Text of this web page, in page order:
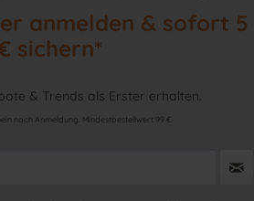
anmelden & sofort 5
sichern*
& Trends als Erster erhalten.
nach Anmeldung. Mindestbestellwert 99 €